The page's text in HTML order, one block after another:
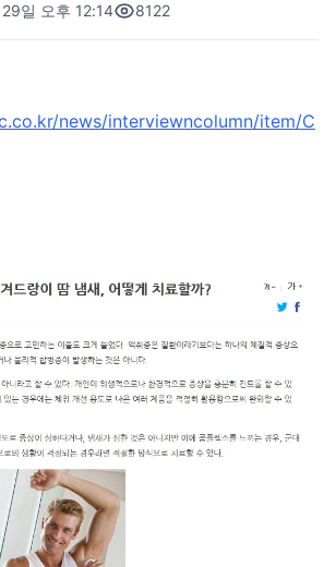
일 오후 12:14 8122
news/interviewncolumn/item/C